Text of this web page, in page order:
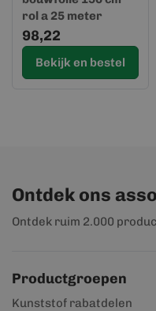
rol a 25 meter
(blauw)
98,22
Bekijk en bestel
Ontdek ons
Ontdek ruim 2.000
Productgroepen
Kunststof rabatdelen